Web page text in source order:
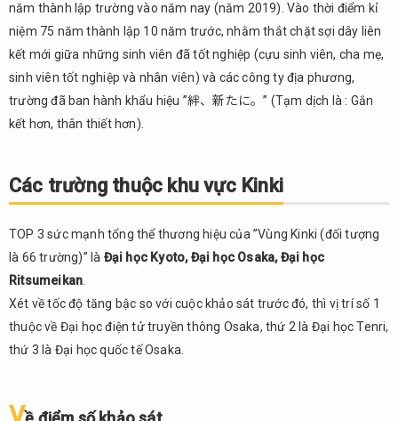
năm thành lập trường vào năm nay (năm 2019). Vào thời điểm kỉ
niệm 75 năm thành lập 10 năm trước, nhằm thắt chặt sợi dây liên
kết mới giữa những sinh viên đã tốt nghiệp (cựu sinh viên, cha mẹ,
sinh viên tốt nghiệp và nhân viên) và các công ty địa phương,
trường đã ban hành khẩu hiệu ”絆、新たに。” (Tạm dịch là : Gắn
kết hơn, thân thiết hơn).
Các trường thuộc khu vực Kinki
TOP 3 sức mạnh tổng thể thương hiệu của ”Vùng Kinki (đối tượng
là 66 trường)” là Đại học Kyoto, Đại học Osaka, Đại học
Ritsumeikan
Xét về tốc độ tăng bậc so với cuộc khảo sát trước đó, thì vị trí số 1
thuộc về Đại học điện tử truyền thông Osaka, thứ 2 là Đại học Tenri,
thứ 3 là Đại học quốc tế Osaka.